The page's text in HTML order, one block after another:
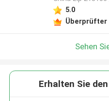
5.0
Überprüfter
Sehen
Erhalten Sie